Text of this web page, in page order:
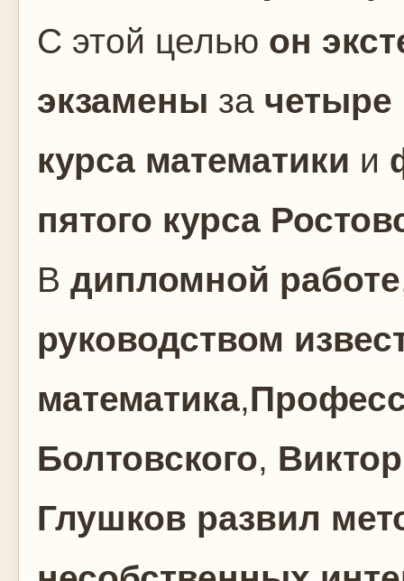
С этой целью он
экзамены за четыре
курса математики и
пятого курса
В дипломной работе
руководством
математика,
Болтовского,
Глушков развил